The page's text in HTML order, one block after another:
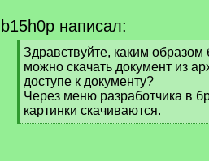
b15h0p написал:
[
q
]
Здравствуйте, каким образом
можно скачать документ из
доступе к документу?
Через меню разработчика в
картинки скачиваются.
[